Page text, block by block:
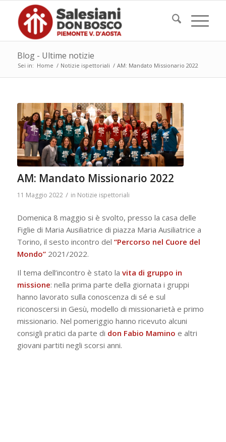
Blog - Ultime notizie
Sei in: Home / Notizie ispettoriali / AM: Mandato Missionario 2022
AM: Mandato Missionario 2022
11 Maggio 2022 / in Notizie ispettoriali
Domenica 8 maggio si è svolto, presso la casa delle
Figlie di Maria Ausiliatrice di piazza Maria Ausiliatrice a
Torino, il sesto incontro del “Percorso nel Cuore del
Mondo”2021/2022.
Il tema dell’incontro è stato la vita di gruppo in
missione: nella prima parte della giornata i gruppi
hanno lavorato sulla conoscenza di sé e sul
riconoscersi in Gesù, modello di missionarietà e primo
missionario. Nel pomeriggio hanno ricevuto alcuni
consigli pratici da parte di don Fabio Mamino e altri
giovani partiti negli scorsi anni.